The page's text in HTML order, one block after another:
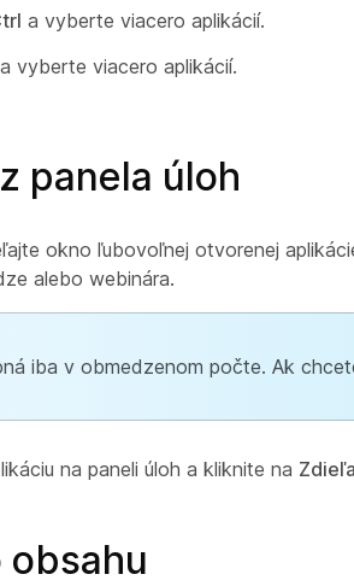
a vyberte viacero aplikácií.
a vyberte viacero aplikácií.
panela úloh
okno ľubovoľnej otvorenej
alebo webinára.
iba v obmedzenom počte. Ak
na paneli úloh a kliknite na